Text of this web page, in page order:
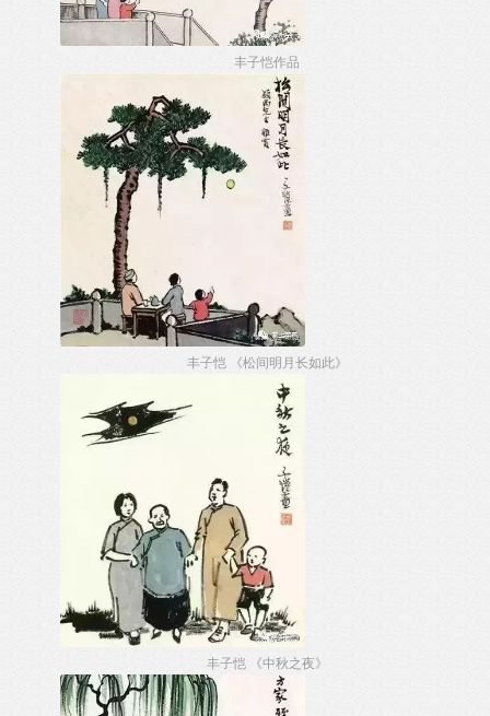
丰子恺作品
丰子恺 《松间明月长如此》
丰子恺 《中秋之夜》